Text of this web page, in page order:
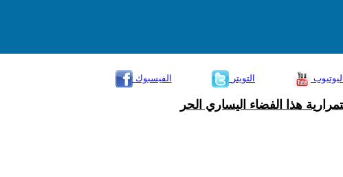
الفيسبوك
التويتر اليوتيوب
هذا الفضاء اليساري الحر